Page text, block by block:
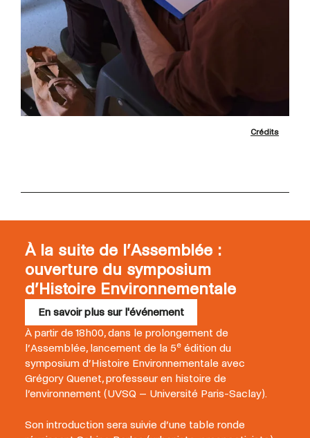
Crédits
À la suite de l’Assemblée :
ouverture du symposium
d’Histoire Environnementale
En savoir plus sur l'événement
À partir de 18h00, dans le prolongement de
l’Assemblée, lancement de la 5e édition du
symposium d’Histoire Environnementale avec
Grégory Quenet, professeur en histoire de
l’environnement (UVSQ – Université Paris-Saclay).
Son introduction sera suivie d’une table ronde